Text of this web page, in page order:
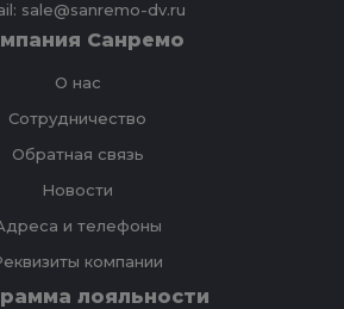
sale@sanremo-dv.ru
Санремо
О нас
Сотрудничество
Обратная связь
Новости
и телефоны
компании
лояльности